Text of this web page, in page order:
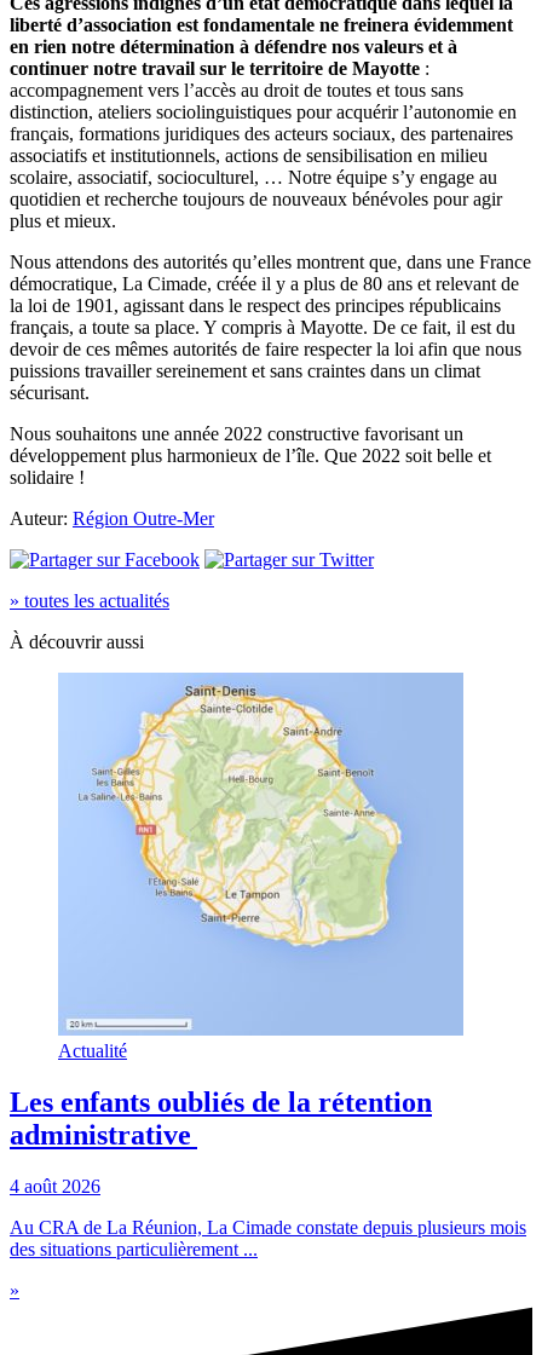
liberté d’association est fondamentale ne freinera évidemment
en rien notre détermination à défendre nos valeurs et à
continuer notre travail sur le territoire de Mayotte :
accompagnement vers l’accès au droit de toutes et tous sans
distinction, ateliers sociolinguistiques pour acquérir l’autonomie en
français, formations juridiques des acteurs sociaux, des partenaires
associatifs et institutionnels, actions de sensibilisation en milieu
scolaire, associatif, socioculturel, … Notre équipe s’y engage au
quotidien et recherche toujours de nouveaux bénévoles pour agir
plus et mieux.
Nous attendons des autorités qu’elles montrent que, dans une France
démocratique, La Cimade, créée il y a plus de 80 ans et relevant de
la loi de 1901, agissant dans le respect des principes républicains
français, a toute sa place. Y compris à Mayotte. De ce fait, il est du
devoir de ces mêmes autorités de faire respecter la loi afin que nous
puissions travailler sereinement et sans craintes dans un climat
sécurisant.
Nous souhaitons une année 2022 constructive favorisant un
développement plus harmonieux de l’île. Que 2022 soit belle et
solidaire !
Auteur: Région Outre-Mer
» toutes les actualités
À découvrir aussi
Actualité
Les enfants oubliés de la rétention
administrative
4 août 2026
Au CRA de La Réunion, La Cimade constate depuis plusieurs mois
des situations particulièrement ...
»